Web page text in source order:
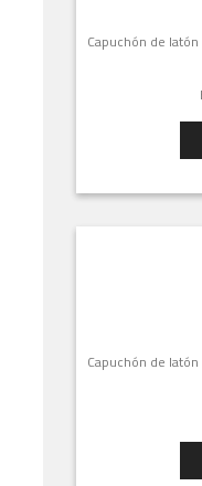
Capuchón de
Capuchón de